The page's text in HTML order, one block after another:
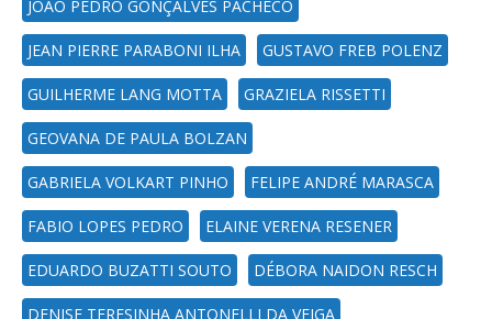
JOÃO PEDRO GONÇALVES PACHECO
JEAN PIERRE PARABONI ILHA GUSTAVO FREB POLENZ
GUILHERME LANG MOTTA GRAZIELA RISSETTI
GEOVANA DE PAULA BOLZAN
GABRIELA VOLKART PINHO FELIPE ANDRÉ MARASCA
FABIO LOPES PEDRO ELAINE VERENA RESENER
EDUARDO BUZATTI SOUTO DÉBORA NAIDON RESCH
DENISE TERESINHA ANTONELLI DA VEIGA